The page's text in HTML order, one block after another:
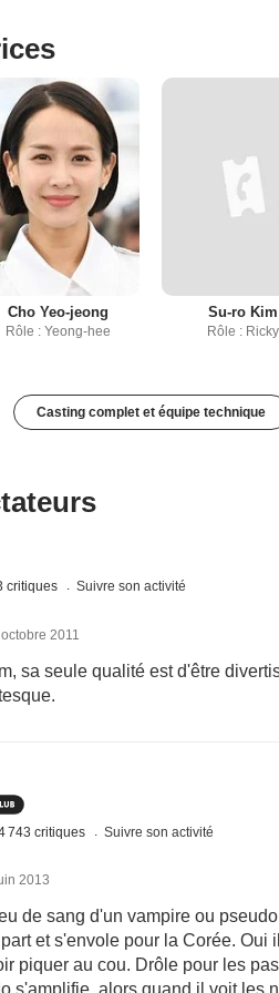
Cho Yeo-jeong
Rôle : Yeong-hee
Su-ro Kim
Rôle : Ricky
Casting complet et équipe technique
critiques Suivre son activité
2011
sa seule qualité est d'être
743 critiques Suivre son activité
2013
de sang d'un vampire ou
et s'envole pour la Corée. Oui
piquer au cou. Drôle pour les